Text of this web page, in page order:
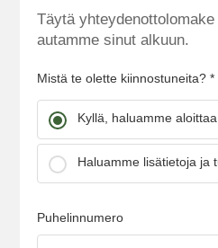
Täytä
autamme sinut alkuun.
Mistä te olette kiinnostuneita? *
Kyllä, haluamme
Haluamme lisätietoja ja
Puhelinnumero